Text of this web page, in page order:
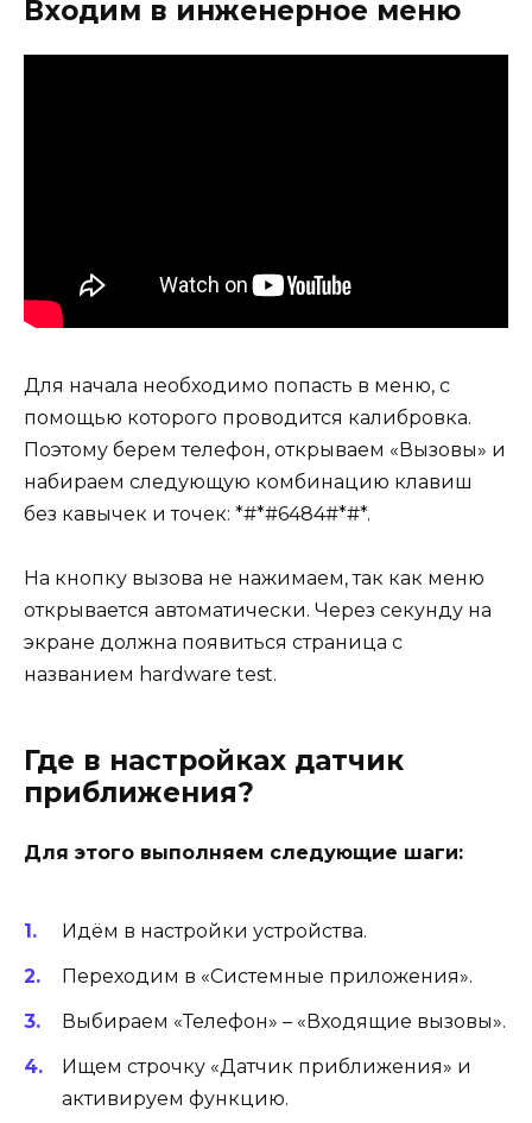
Входим в инженерное меню
Для начала необходимо попасть в меню, с
помощью которого проводится калибровка.
Поэтому берем телефон, открываем «Вызовы» и
набираем следующую комбинацию клавиш
без кавычек и точек: *#*#6484#*#*.
На кнопку вызова не нажимаем, так как меню
открывается автоматически. Через секунду на
экране должна появиться страница с
названием hardware test.
Где в настройках датчик
приближения?
Для этого выполняем следующие шаги:
Идём в настройки устройства.
Переходим в «Системные приложения».
Выбираем «Телефон» – «Входящие вызовы».
Ищем строчку «Датчик приближения» и
активируем функцию.